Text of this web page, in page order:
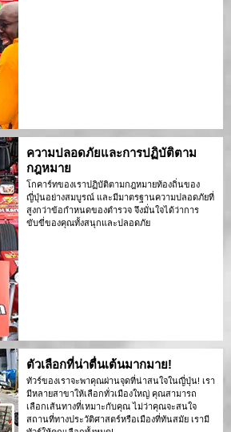
ความปลอดภัยและการปฏิบัติตาม
กฎหมาย
โกคาร์ทของเราปฏิบัติตามกฎหมายท้องถิ่นของ
ญี่ปุ่นอย่างสมบูรณ์ และมีมาตรฐานความปลอดภัยที่
สูงกว่าข้อกำหนดของตำรวจ จึงมั่นใจได้ว่าการ
ขับขี่ของคุณทั้งสนุกและปลอดภัย
ตัวเลือกที่น่าตื่นเต้นมากมาย!
ทัวร์ของเราจะพาคุณผ่านจุดที่น่าสนใจในญี่ปุ่น! เรา
มีหลายสาขาให้เลือกทั่วเมืองใหญ่ คุณสามารถ
เลือกเส้นทางที่เหมาะกับคุณ ไม่ว่าคุณจะสนใจ
สถานที่ทางประวัติศาสตร์หรือเมืองที่ทันสมัย เรามี